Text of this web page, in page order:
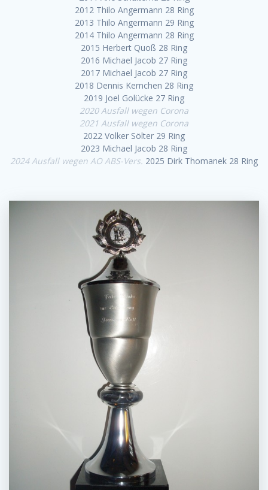
2012 Thilo Angermann 28 Ring
2013 Thilo Angermann 29 Ring
2014 Thilo Angermann 28 Ring
2015 Herbert Quoß 28 Ring
2016 Michael Jacob 27 Ring
2017 Michael Jacob 27 Ring
2018 Dennis Kernchen 28 Ring
2019 Joel Golücke 27 Ring
2020 Ausfall wegen Corona
2021 Ausfall wegen Corona
2022 Volker Sölter 29 Ring
2023 Michael Jacob 28 Ring
2024 Ausfall wegen AO ABS-Vers. 2025 Dirk Thomanek 28 Ring